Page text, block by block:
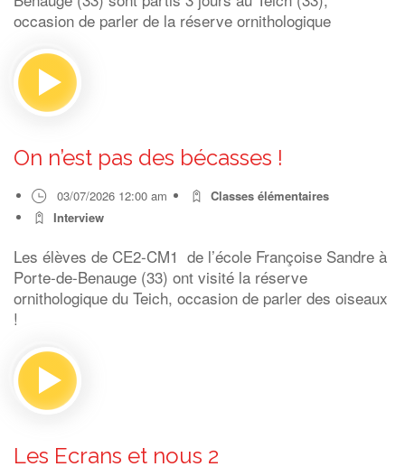
occasion de parler de la réserve ornithologique
On n’est pas des bécasses !
03/07/2026 12:00 am
Classes élémentaires
Interview
Les élèves de CE2-CM1 de l’école Françoise Sandre à
Porte-de-Benauge (33) ont visité la réserve
ornithologique du Teich, occasion de parler des oiseaux
!
Les Ecrans et nous 2